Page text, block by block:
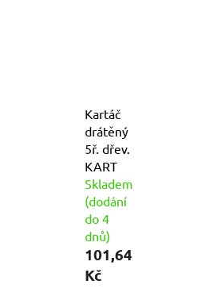
Kartáč
drátěný
5ř. dřev.
KART
Skladem
(dodání
do 4
dnů)
101,64
Kč